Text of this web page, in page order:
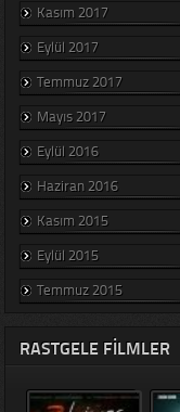
Kasım 2017
Eylül 2017
Temmuz 2017
Mayıs 2017
Eylül 2016
Haziran 2016
Kasım 2015
Eylül 2015
Temmuz 2015
RASTGELE FILMLER